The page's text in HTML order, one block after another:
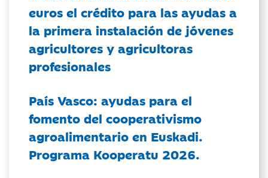
euros el crédito para las ayudas a
la primera instalación de jóvenes
agricultores y agricultoras
profesionales
País Vasco: ayudas para el
fomento del cooperativismo
agroalimentario en Euskadi.
Programa Kooperatu 2026.